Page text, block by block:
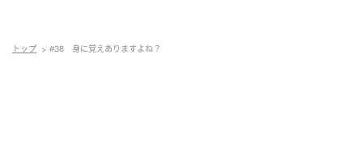
トップ #38 身に覚えありますよね？